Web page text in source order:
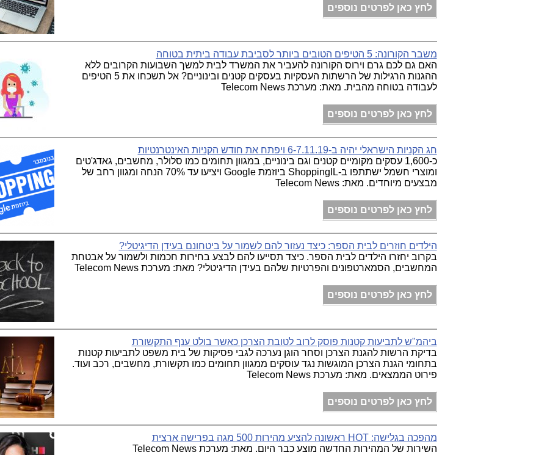
לחץ כאן לפרטים נוספים
משבר הקורונה: 5 הטיפים הטובים ביותר לסביבת עבודה ביתית בטוחה
האם גם לכם גרם וירוס הקורונה להעביר את המשרד לבית למשך השבועות הקרובים ללא
ההגנות הרגילות של הרשתות העסקיות בעסקים קטנים ובינוניים? אל תשכחו את 5 הטיפים
לעבודה בטוחה מהבית. מאת: מערכת Telecom News
לחץ כאן לפרטים נוספים
חג הקניות הישראלי יהיה ב-6-7.11.19 ויפתח את חודש הקניות האינטרנטיות
כ-1,600 עסקים מקומיים קטנים וגם בינוניים, במגוון תחומים כמו סלולר, מחשבים, גאדג'טים
ומוצרי חשמל ישתתפו ב-ShoppingIL ביוזמת Google ויציעו עד 70% הנחה ומגוון רחב של
מבצעים מיוחדים. מאת: Telecom News
לחץ כאן לפרטים נוספים
הילדים חוזרים לבית הספר: כיצד נעזור להם לשמור על ביטחונם בעידן הדיגיטלי?
בקרוב יחזרו הילדים לבית הספר. כיצד תסייעו להם לבצע בחירות חכמות ולשמור על אבטחת
המחשבים, הסמארטפונים והפרטיות שלהם בעידן הדיגיטלי? מאת: מערכת Telecom News
לחץ כאן לפרטים נוספים
ביהמ"ש לתביעות קטנות פוסק לרוב לטובת הצרכן כאשר בולט ענף התקשורת
בדיקת הרשות להגנת הצרכן וסחר הוגן נערכה לגבי פסיקות של בית משפט לתביעות קטנות
בתחומי הגנת הצרכן המוגשות נגד עוסקים ממגוון תחומים כמו תקשורת, מחשבים, רכב ועוד.
פירוט הממצאים. מאת: מערכת Telecom News
לחץ כאן לפרטים נוספים
מהפכה בגלישה: HOT ראשונה להציע מהירות 500 מגה בפרישה ארצית
השירות של המהירות החדשה מוצע כבר היום. מאת: מערכת Telecom News